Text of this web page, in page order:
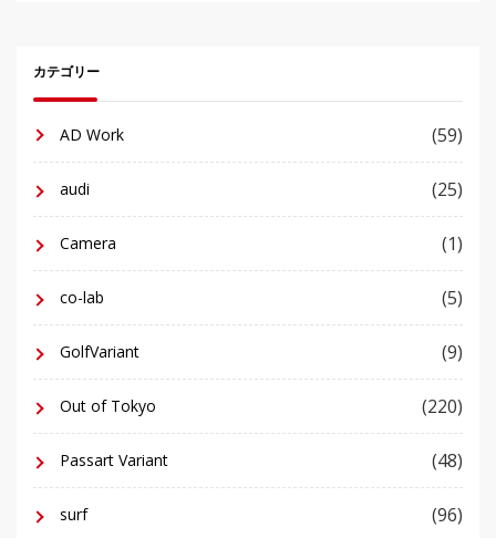
カテゴリー
AD Work (59)
audi (25)
Camera (1)
co-lab (5)
GolfVariant (9)
Out of Tokyo (220)
Passart Variant (48)
surf (96)